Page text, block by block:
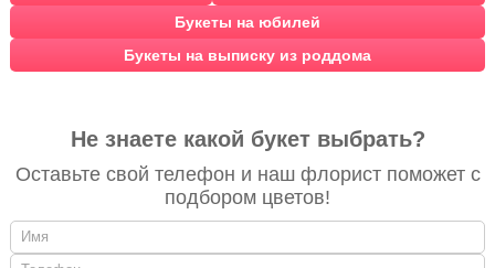
Букеты на юбилей
Букеты на выписку из роддома
Не знаете какой букет выбрать?
Оставьте свой телефон и наш флорист поможет с
подбором цветов!